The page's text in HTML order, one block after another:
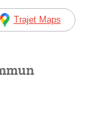
Trajet Maps